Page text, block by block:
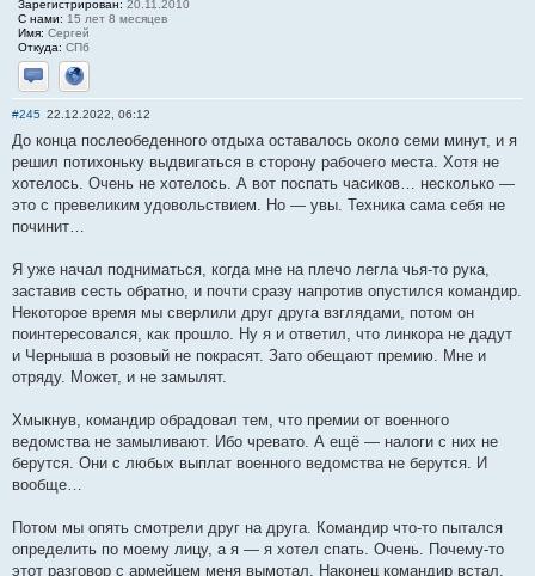
Зарегистрирован: 20.11.2010
С нами: 15 лет 8 месяцев
Имя: Сергей
Откуда: СПб
Отправить личное сообщение
Сайт
#245 22.12.2022, 06:12
До конца послеобеденного отдыха оставалось около семи минут, и я
решил потихоньку выдвигаться в сторону рабочего места. Хотя не
хотелось. Очень не хотелось. А вот поспать часиков… несколько —
это с превеликим удовольствием. Но — увы. Техника сама себя не
починит…
Я уже начал подниматься, когда мне на плечо легла чья-то рука,
заставив сесть обратно, и почти сразу напротив опустился командир.
Некоторое время мы сверлили друг друга взглядами, потом он
поинтересовался, как прошло. Ну я и ответил, что линкора не дадут
и Черныша в розовый не покрасят. Зато обещают премию. Мне и
отряду. Может, и не замылят.
Хмыкнув, командир обрадовал тем, что премии от военного
ведомства не замыливают. Ибо чревато. А ещё — налоги с них не
берутся. Они с любых выплат военного ведомства не берутся. И
вообще…
Потом мы опять смотрели друг на друга. Командир что-то пытался
определить по моему лицу, а я — я хотел спать. Очень. Почему-то
этот разговор с армейцем меня вымотал. Наконец командир встал,